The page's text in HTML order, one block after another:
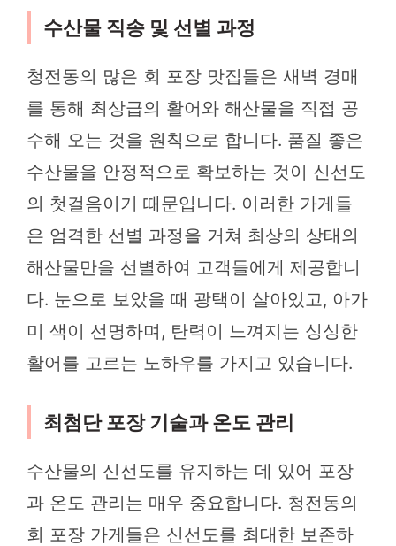
수산물 직송 및 선별 과정
청전동의 많은 회 포장 맛집들은 새벽 경매
를 통해 최상급의 활어와 해산물을 직접 공
수해 오는 것을 원칙으로 합니다. 품질 좋은
수산물을 안정적으로 확보하는 것이 신선도
의 첫걸음이기 때문입니다. 이러한 가게들
은 엄격한 선별 과정을 거쳐 최상의 상태의
해산물만을 선별하여 고객들에게 제공합니
다. 눈으로 보았을 때 광택이 살아있고, 아가
미 색이 선명하며, 탄력이 느껴지는 싱싱한
활어를 고르는 노하우를 가지고 있습니다.
최첨단 포장 기술과 온도 관리
수산물의 신선도를 유지하는 데 있어 포장
과 온도 관리는 매우 중요합니다. 청전동의
회 포장 가게들은 신선도를 최대한 보존하